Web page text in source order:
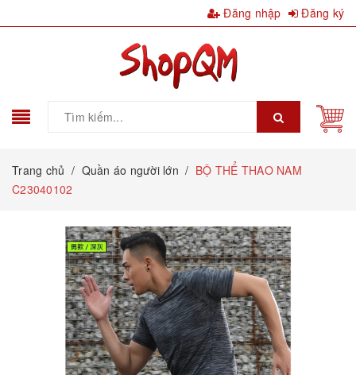
Đăng nhập Đăng ký
Trang chủ / Quần áo người lớn / BỘ THỂ THAO NAM
C23040102